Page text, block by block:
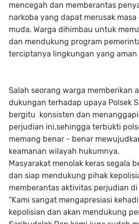
mencegah dan memberantas
narkoba yang dapat merusak
muda. Warga dihimbau untuk
dan mendukung program
terciptanya lingkungan yang
Salah seorang warga memberikan
dukungan terhadap upaya Polsek
bergitu konsisten dan
perjudian ini,sehingga terbukti
memang benar - benar
keamanan wilayah hukumnya.
Masyarakat menolak keras segala
dan siap mendukung pihak
memberantas aktivitas perjudian
“Kami sangat mengapresiasi
kepolisian dan akan mendukung